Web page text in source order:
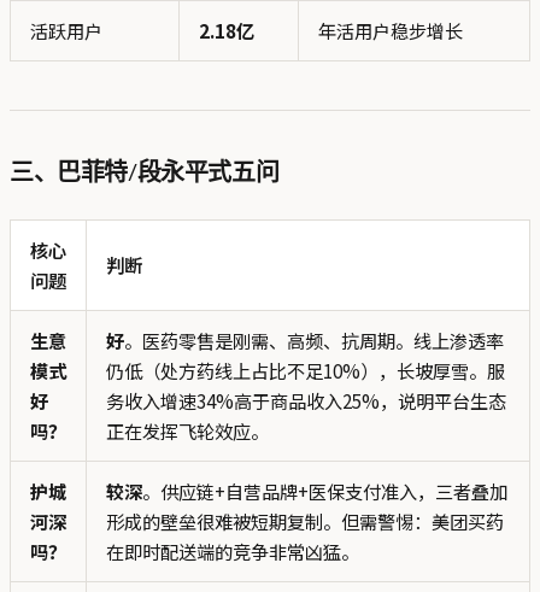
活跃用户 2.18亿 年活用户稳步增长
三、巴菲特/段永平式五问
核心
问题
判断
生意
模式
好
吗？
好。医药零售是刚需、高频、抗周期。线上渗透率
仍低（处方药线上占比不足10%），长坡厚雪。服
务收入增速34%高于商品收入25%，说明平台生态
正在发挥飞轮效应。
护城
河深
吗？
较深。供应链+自营品牌+医保支付准入，三者叠加
形成的壁垒很难被短期复制。但需警惕：美团买药
在即时配送端的竞争非常凶猛。